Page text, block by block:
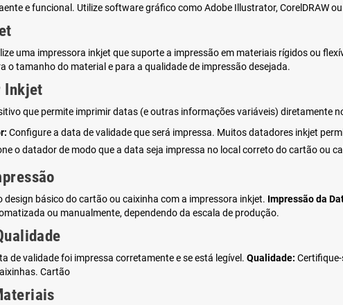
e funcional. Utilize software gráfico como Adobe Illustrator, CorelDRAW
uma impressora inkjet que suporte a impressão em materiais rígidos ou
o tamanho do material e para a qualidade de impressão desejada.
Inkjet
que permite imprimir datas (e outras informações variáveis) diretamente
Configure a data de validade que será impressa. Muitos datadores inkjet
o datador de modo que a data seja impressa no local correto do cartão ou
design básico do cartão ou caixinha com a impressora inkjet. Impressão da
ou manualmente, dependendo da escala de produção.
de validade foi impressa corretamente e se está legível. Qualidade:
Cartão